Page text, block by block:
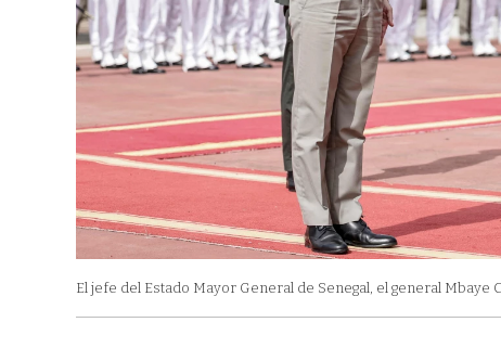
El jefe del Estado Mayor General de Senegal, el general Mbaye